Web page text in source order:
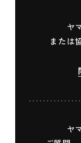
ヤ
または
ヤ